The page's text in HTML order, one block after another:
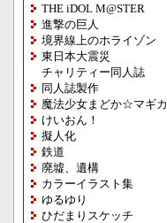
THE iDOL M@STER
進撃の巨人
境界線上のホライゾン
東日本大震災
チャリティー同人誌
同人誌製作
魔法少女まどか☆マギカ
けいおん！
擬人化
鉄道
廃墟、遺構
カラーイラスト集
ゆるゆり
ひだまりスケッチ